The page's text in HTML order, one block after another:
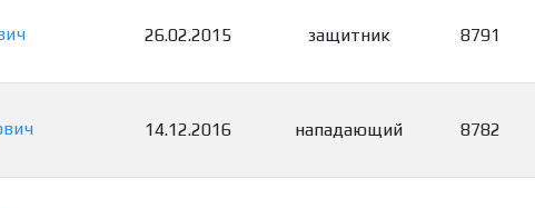
26.02.2015 защитник 8791
14.12.2016 нападающий 8782